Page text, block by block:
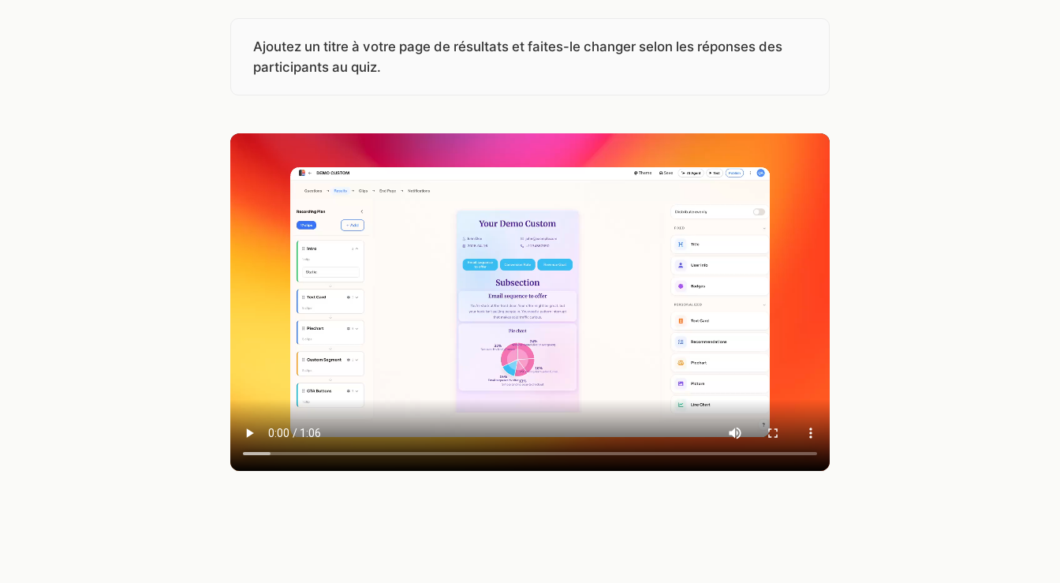
Ajoutez un titre à votre page de résultats et faites-le changer selon les réponses des
participants au quiz.